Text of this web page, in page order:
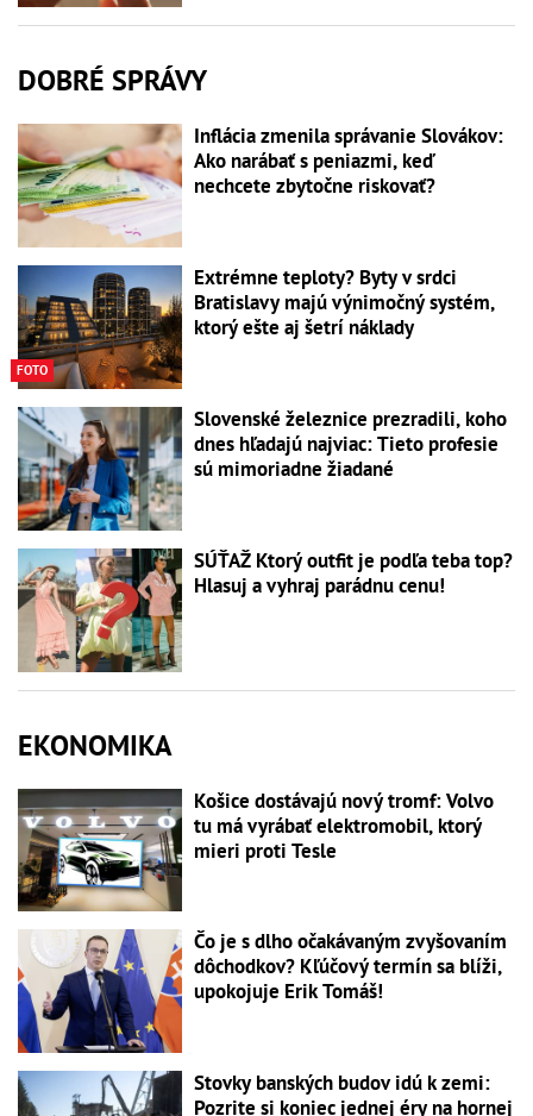
DOBRÉ SPRÁVY
Inflácia zmenila správanie Slovákov:
Ako narábať s peniazmi, keď
nechcete zbytočne riskovať?
FOTO
Extrémne teploty? Byty v srdci
Bratislavy majú výnimočný systém,
ktorý ešte aj šetrí náklady
Slovenské železnice prezradili, koho
dnes hľadajú najviac: Tieto profesie
sú mimoriadne žiadané
SÚŤAŽ Ktorý outfit je podľa teba top?
Hlasuj a vyhraj parádnu cenu!
EKONOMIKA
Košice dostávajú nový tromf: Volvo
tu má vyrábať elektromobil, ktorý
mieri proti Tesle
Čo je s dlho očakávaným zvyšovaním
dôchodkov? Kľúčový termín sa blíži,
upokojuje Erik Tomáš!
Stovky banských budov idú k zemi:
Pozrite si koniec jednej éry na hornej